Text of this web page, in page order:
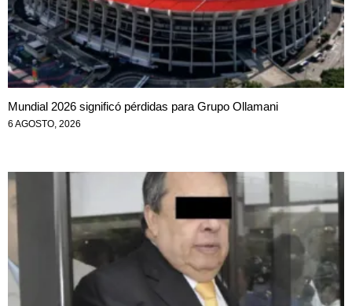
Mundial 2026 significó pérdidas para Grupo Ollamani
6 AGOSTO, 2026